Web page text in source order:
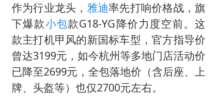
作为行业龙头， 雅迪率先打响价格战，旗
下爆款小包款G18-YG降价力度空前。这
款主打机甲风的新国标车型，官方指导价
曾达3199元，如今杭州等多地门店活动价
已降至2699元，全包落地价（含后座、上
牌、头盔等）也仅2700元左右。